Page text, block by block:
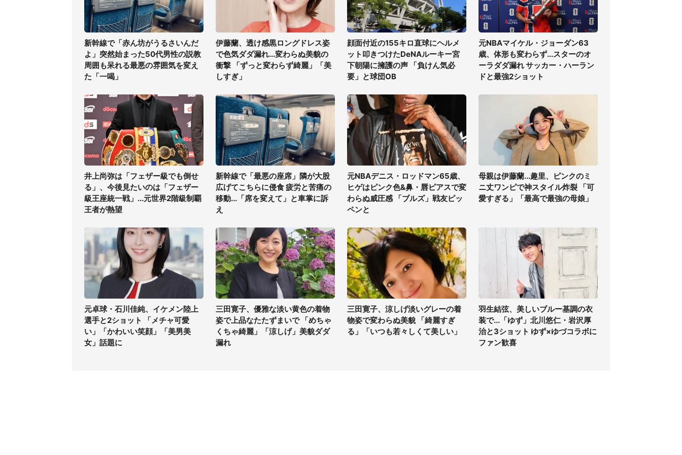
新幹線で「赤ん坊がうるさいんだ
よ」突然始まった50代男性の説教
周囲も呆れる最悪の雰囲気を変え
た「一喝」
伊藤蘭、透け感黒ロングドレス姿
で色気ダダ漏れ...変わらぬ美貌の
衝撃 「ずっと変わらず綺麗」「美
しすぎ」
顔面付近の155キロ直球にヘルメ
ット叩きつけたDeNAルーキー宮
下朝陽に擁護の声 「負けん気必
要」と球団OB
元NBAマイケル・ジョーダン63
歳、体形も変わらず...スターのオ
ーラダダ漏れ サッカー・ハーラン
ドと最強2ショット
井上尚弥は「フェザー級でも倒せ
る」、今後見たいのは「フェザー
級王座統一戦」...元世界2階級制覇
王者が熱望
新幹線で「最悪の座席」隣が大股
広げてこちらに侵食 疲労と苦痛の
移動...「席を変えて」と車掌に訴
え
元NBAデニス・ロッドマン65歳、
ヒゲはピンク色&鼻・唇ピアスで変
わらぬ威圧感 「ブルズ」戦友ピッ
ペンと
母親は伊藤蘭...趣里、ピンクのミ
ニ丈ワンピで神スタイル炸裂 「可
愛すぎる」「最高で最強の母娘」
元卓球・石川佳純、イケメン陸上
選手と2ショット 「メチャ可愛
い」「かわいい笑顔」「美男美
女」話題に
三田寛子、優雅な淡い黄色の着物
姿で上品なたたずまいで 「めちゃ
くちゃ綺麗」「涼しげ」美貌ダダ
漏れ
三田寛子、涼しげ淡いグレーの着
物姿で変わらぬ美貌 「綺麗すぎ
る」「いつも若々しくて美しい」
羽生結弦、美しいブルー基調の衣
装で...「ゆず」北川悠仁・岩沢厚
治と3ショット ゆず×ゆづコラボに
ファン歓喜